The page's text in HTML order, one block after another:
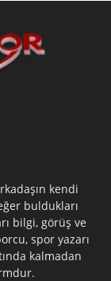
kendi
buldukları
bilgi, görüş ve
spor yazarı
kalmadan